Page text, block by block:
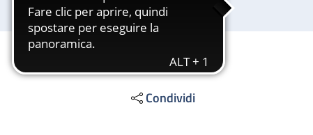
Sostienici
Condividi